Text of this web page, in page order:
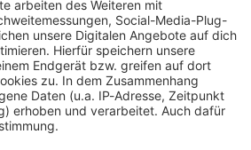
Studio Hotline
Kontaktformular
Sprachnachricht